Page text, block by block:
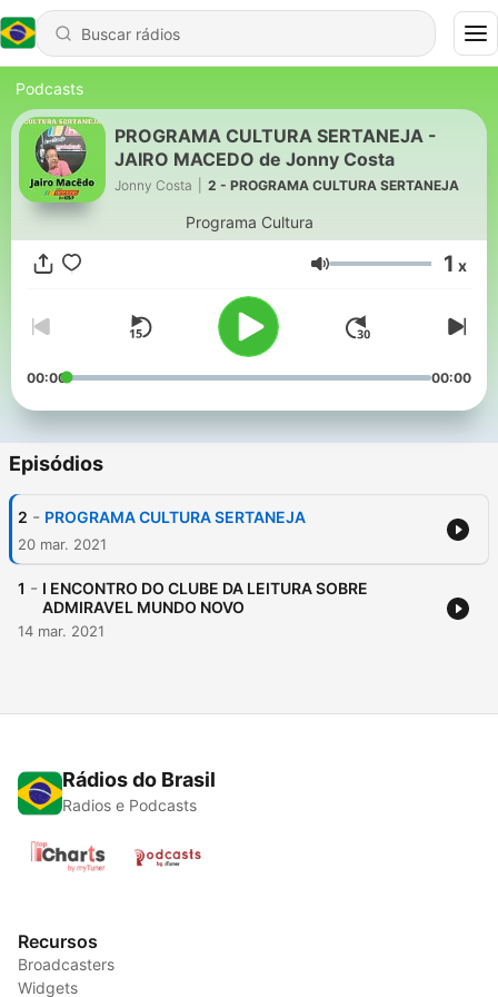
Podcasts
PROGRAMA CULTURA SERTANEJA -
JAIRO MACEDO de Jonny Costa
Jonny Costa 2 - PROGRAMA CULTURA SERTANEJA
Programa Cultura
Volume 1 x
00:00 00:00
Episódios
2 - PROGRAMA CULTURA SERTANEJA
20 mar. 2021
1 - I ENCONTRO DO CLUBE DA LEITURA SOBRE
ADMIRAVEL MUNDO NOVO
14 mar. 2021
Rádios do Brasil
Radios e Podcasts
Recursos
Broadcasters
Widgets